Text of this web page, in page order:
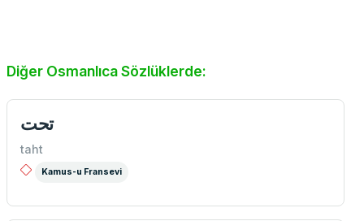
Diğer Osmanlıca Sözlüklerde:
تحت
taht
Kamus-u Fransevi